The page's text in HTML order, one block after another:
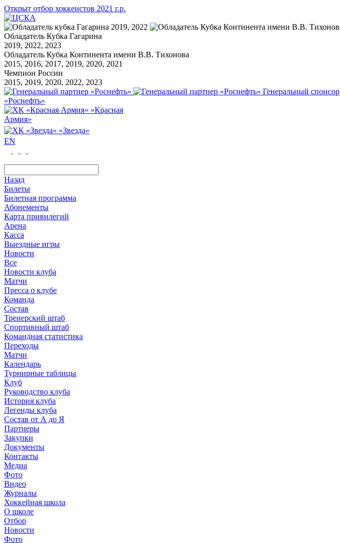
Открыт отбор хоккеистов 2021 г.р.
Обладатель Кубка Гагарина
2019, 2022, 2023
Обладатель Кубка Континента имени В.В. Тихонова
2015, 2016, 2017, 2019, 2020, 2021
Чемпион России
2015, 2019, 2020, 2022, 2023
Генеральный спонсор
«Роснефть»
«Красная
Армия»
«Звезда»
EN
Назад
Билеты
Билетная программа
Абонементы
Карта привилегий
Арена
Касса
Выездные игры
Новости
Все
Новости клуба
Матчи
Пресса о клубе
Команда
Состав
Тренерский штаб
Спортивный штаб
Командная статистика
Переходы
Матчи
Календарь
Турнирные таблицы
Клуб
Руководство клуба
История клуба
Легенды клуба
Состав от А до Я
Партнеры
Закупки
Документы
Контакты
Медиа
Фото
Видео
Журналы
Хоккейная школа
О школе
Отбор
Новости
Фото